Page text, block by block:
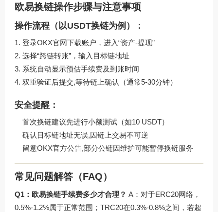
欧易换链操作步骤与注意事项
操作流程（以USDT换链为例）：
登录OKX官网下载账户，进入“资产-提现”
选择“跨链转账”，输入目标链地址
系统自动显示预估手续费及到账时间
双重验证后提交,等待链上确认（通常5-30分钟）
安全提醒：
首次换链建议先进行小额测试（如10 USDT）
确认目标链地址无误,因链上交易不可逆
留意OKX官方公告,部分公链因维护可能暂停换链服务
常见问题解答（FAQ）
Q1：欧易换链手续费多少才合理？ A：对于ERC20网络，
0.5%-1.2%属于正常范围；TRC20在0.3%-0.8%之间，若超